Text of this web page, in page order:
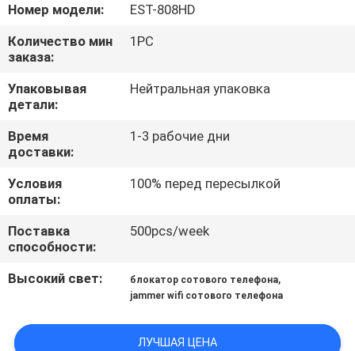
ПО
ФАБРИКЕ
ПРОВЕРКА
КАЧЕСТВА
СВЯЖИТЕСЬ
МЫ
НОВОСТИ
ЗАПРОС
Номер модели:
EST-808HD
Количество мин
заказа:
1PC
Упаковывая
детали:
Нейтральная упаковка
Время
доставки:
1-3 рабочие дни
Условия
оплаты:
100% перед пересылкой
Поставка
способности:
500pcs/week
Высокий свет: блокатор сотового телефона,
jammer wifi сотового телефона
ЛУЧШАЯ ЦЕНА